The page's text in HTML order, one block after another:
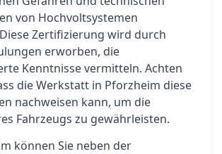
von Hochvoltsystemen
Zertifizierung wird durch
erworben, die
Kenntnisse vermitteln. Achten
die Werkstatt in Pforzheim diese
nachweisen kann, um die
Fahrzeugs zu gewährleisten.
können Sie neben der